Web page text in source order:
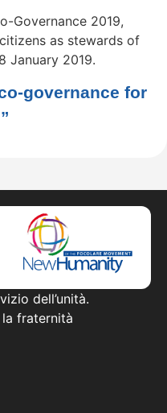
Governance 2019,
as stewards of
January 2019.
governance for
dell’unità.
fraternità